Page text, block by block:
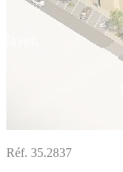
Réf. 35.2837